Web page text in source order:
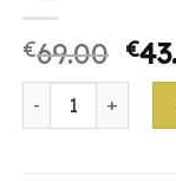
€69.00 €
oppo